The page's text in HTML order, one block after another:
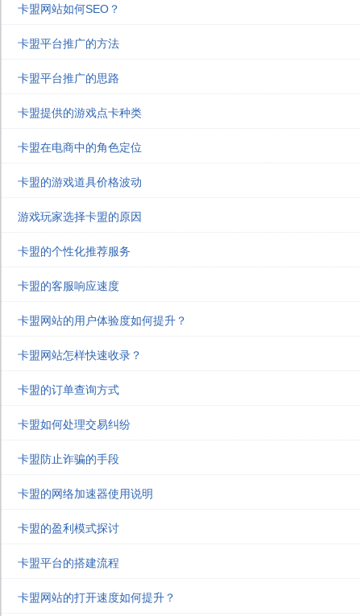
卡盟网站如何SEO？
卡盟平台推广的方法
卡盟平台推广的思路
卡盟提供的游戏点卡种类
卡盟在电商中的角色定位
卡盟的游戏道具价格波动
游戏玩家选择卡盟的原因
卡盟的个性化推荐服务
卡盟的客服响应速度
卡盟网站的用户体验度如何提升？
卡盟网站怎样快速收录？
卡盟的订单查询方式
卡盟如何处理交易纠纷
卡盟防止诈骗的手段
卡盟的网络加速器使用说明
卡盟的盈利模式探讨
卡盟平台的搭建流程
卡盟网站的打开速度如何提升？